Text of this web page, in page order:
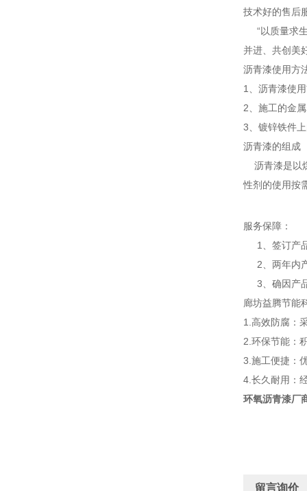
技术好的售后
“以质量求生
并进、共创美
沥青漆使用方
1、沥青漆使
2、施工的金
3、镀锌铁件
沥青漆的组成
沥青漆是以
性剂的使用按
服务保障：
1、签订产
2、两年内产
3、确因产品
廊坊益腾节能
1.高效防腐：
2.环保节能：
3.施工便捷：
4.长久耐用：
环氧沥青漆厂
留言询价